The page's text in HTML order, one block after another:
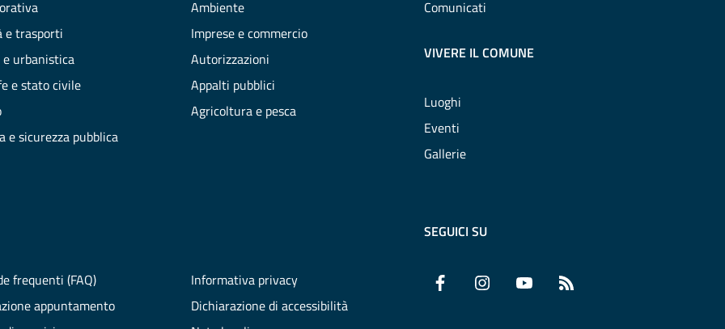
e trasporti
urbanistica
e stato civile
e sicurezza pubblica
Ambiente
Imprese e commercio
Autorizzazioni
Appalti pubblici
Agricoltura e pesca
Comunicati
VIVERE IL COMUNE
Luoghi
Eventi
Gallerie
frequenti (FAQ)
appuntamento
Informativa privacy
Dichiarazione di accessibilità
SEGUICI SU
Facebook InstagramYouTube